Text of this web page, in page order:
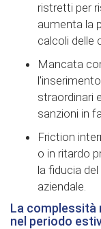
ristretti per
aumenta la
calcoli delle
Mancata
straordinari
sanzioni in
Friction
o in ritardo
la fiducia
aziendale.
La complessità
nel periodo